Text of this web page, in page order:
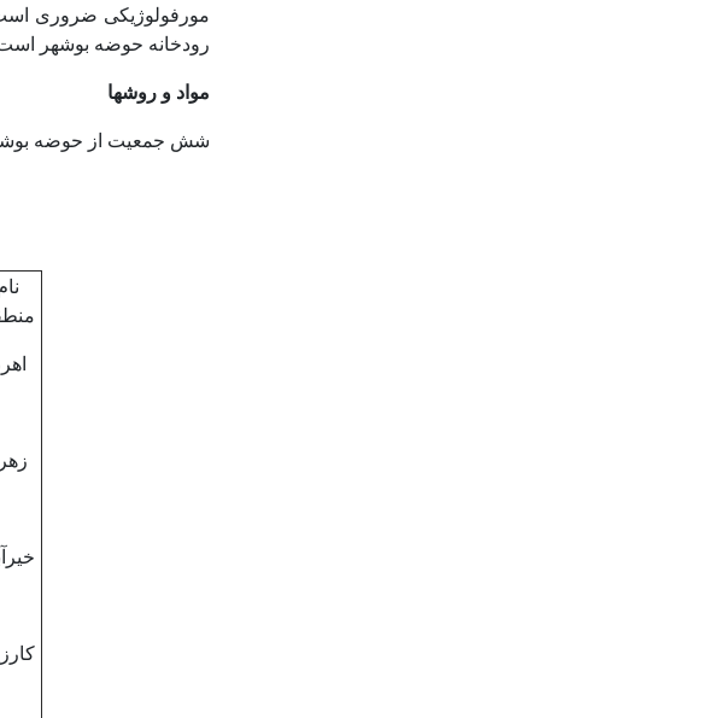
مورفولوژیکی ضروری
رودخانه‌ حوضه بوشهر
مواد و روشها
شش جمعیت از حوضه بوشهر در